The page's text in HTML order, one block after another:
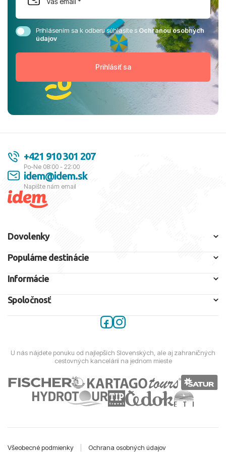
Prihlásením sa k odberu súhlasíte sOchranou osobných
údajov
+421 910 301 207
Po-Ne 08:00 - 22:00
idem@idem.sk
Napíšte nám email
Dovolenky
Populárne destinácie
Informácie
Spoločnosť
U nás nájdete ponuku od najlepších Slovenských, ale aj zahraničných
cestovných kancelárií na jednom mieste
Všeobecné podmienky Ochrana osobných údajov